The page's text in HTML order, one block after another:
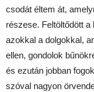
csodát éltem át,
részese. Feltöltődött
azokkal a dolgokkal,
ellen, gondolok
és ezután jobban
szóval nagyon